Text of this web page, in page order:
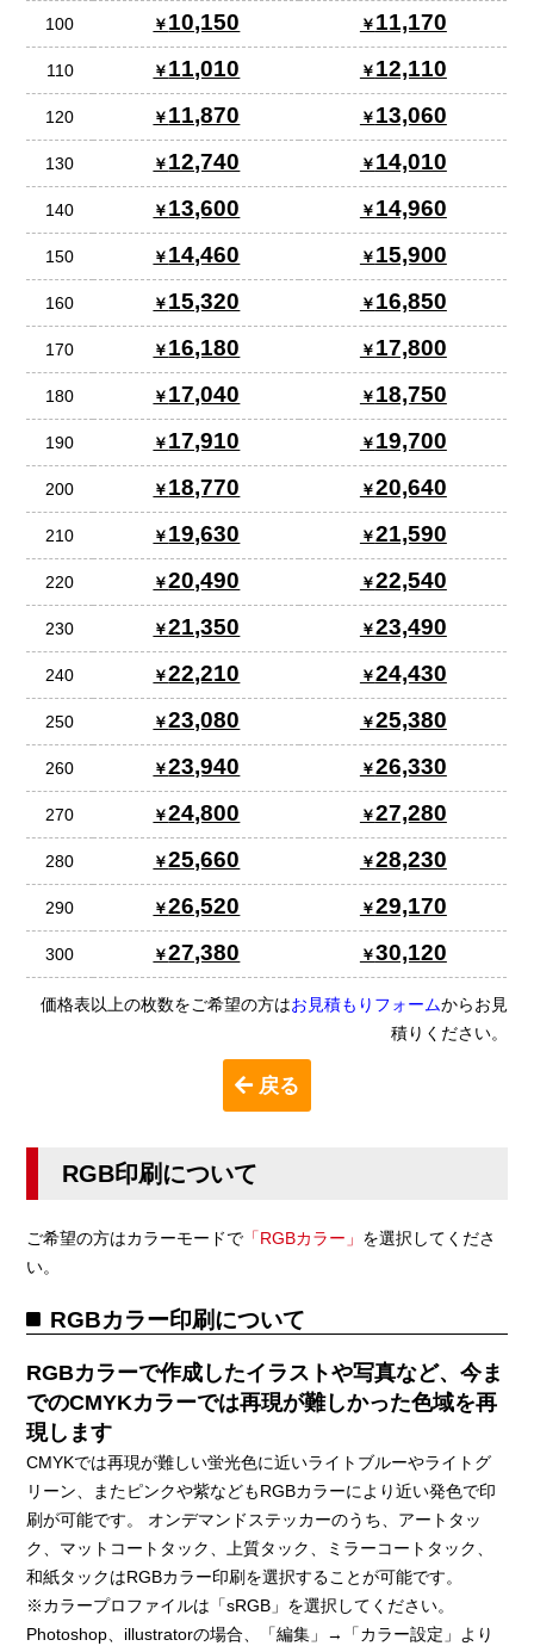
100 10,150 11,170
110 11,010 12,110
120 11,870 13,060
130 12,740 14,010
140 13,600 14,960
150 14,460 15,900
160 15,320 16,850
170 16,180 17,800
180 17,040 18,750
190 17,910 19,700
200 18,770 20,640
210 19,630 21,590
220 20,490 22,540
230 21,350 23,490
240 22,210 24,430
250 23,080 25,380
260 23,940 26,330
270 24,800 27,280
280 25,660 28,230
290 26,520 29,170
300 27,380 30,120
価格表以上の枚数をご希望の方はお見積もりフォームからお見
積りください。
戻る
RGB印刷について
ご希望の方はカラーモードで 「RGBカラー」 を選択してくださ
い。
RGBカラー印刷について
RGBカラーで作成したイラストや写真など、今ま
でのCMYKカラーでは再現が難しかった色域を再
現します
CMYKでは再現が難しい蛍光色に近いライトブルーやライトグ
リーン、またピンクや紫などもRGBカラーにより近い発色で印
刷が可能です。 オンデマンドステッカーのうち、アートタッ
ク、マットコートタック、上質タック、ミラーコートタック、
和紙タックはRGBカラー印刷を選択することが可能です。
※カラープロファイルは「sRGB」を選択してください。
Photoshop、illustratorの場合、「編集」→「カラー設定」より